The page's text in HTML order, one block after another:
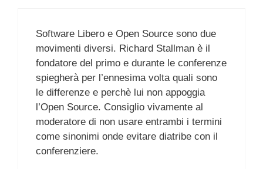
Software Libero e Open Source sono due
movimenti diversi. Richard Stallman è il
fondatore del primo e durante le conferenze
spiegherà per l’ennesima volta quali sono
le differenze e perchè lui non appoggia
l’Open Source. Consiglio vivamente al
moderatore di non usare entrambi i termini
come sinonimi onde evitare diatribe con il
conferenziere.